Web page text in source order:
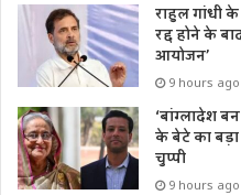
राहुल गांधी
रद्द होने के
आयोजन’
9 hours ago
‘बांग्लादेश
के बेटे का बड़ा
चुप्पी
9 hours ago